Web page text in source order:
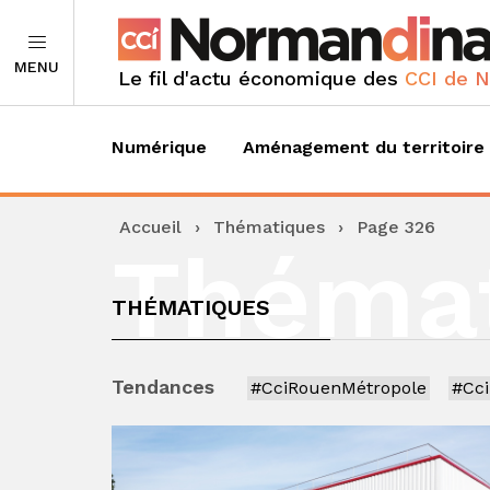
MENU Le fil d'actu économique des CCI de
Numérique Aménagement du territoire
Accueil › Thématiques › Page 326
THÉMATIQUES
Tendances #CciRouenMétropole